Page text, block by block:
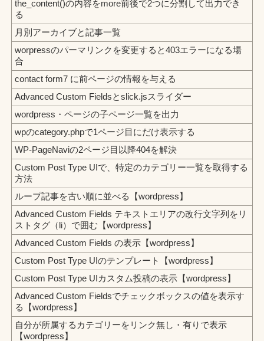
the_content()の内容をmore前後で2つに分割して出力でき
る
月別アーカイブと記事一覧
worpressのパーマリンクを変更すると403エラーになる場
合
contact form7 に前ページの情報を与える
Advanced Custom Fieldsとslick.jsスライダー
wordpress・ページの子ページ一覧を出力
wpのcategory.phpで1ページ目にだけ表示する
WP-PageNaviの2ページ目以降404を解決
Custom Post Type UIで、特定のカテゴリー一覧を取得する
方法
ループ記事を古い順に並べる【wordpress】
Advanced Custom Fields テキストエリアの改行文字列をリ
ストタグ（li）で囲む【wordpress】
Advanced Custom Fields の表示【wordpress】
Custom Post Type UIのテンプレート【wordpress】
Custom Post Type UIカスタム投稿の表示【wordpress】
Advanced Custom Fieldsでチェックボックスの値を表示す
る【wordpress】
自分が所属するカテゴリーをリンク無し・有りで表示
【wordpress】